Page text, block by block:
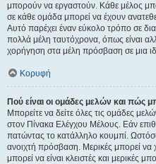
μπορούν να εργαστούν. Κάθε μέλος
σε κάθε ομάδα μπορεί να έχουν
Αυτό παρέχει έναν εύκολο τρόπο σε
πολλά μέλη ταυτόχρονα, όπως είναι
χορήγηση στα μέλη πρόσβαση σε μια
Κορυφή
Πού είναι οι ομάδες μελών και πώς
Μπορείτε να δείτε όλες τις ομάδες
στον Πίνακα Ελέγχου Μέλους. Εάν
πατώντας το κατάλληλο κουμπί.
ανοιχτή πρόσβαση. Μερικές μπορεί να
μπορεί να είναι κλειστές και μερικές